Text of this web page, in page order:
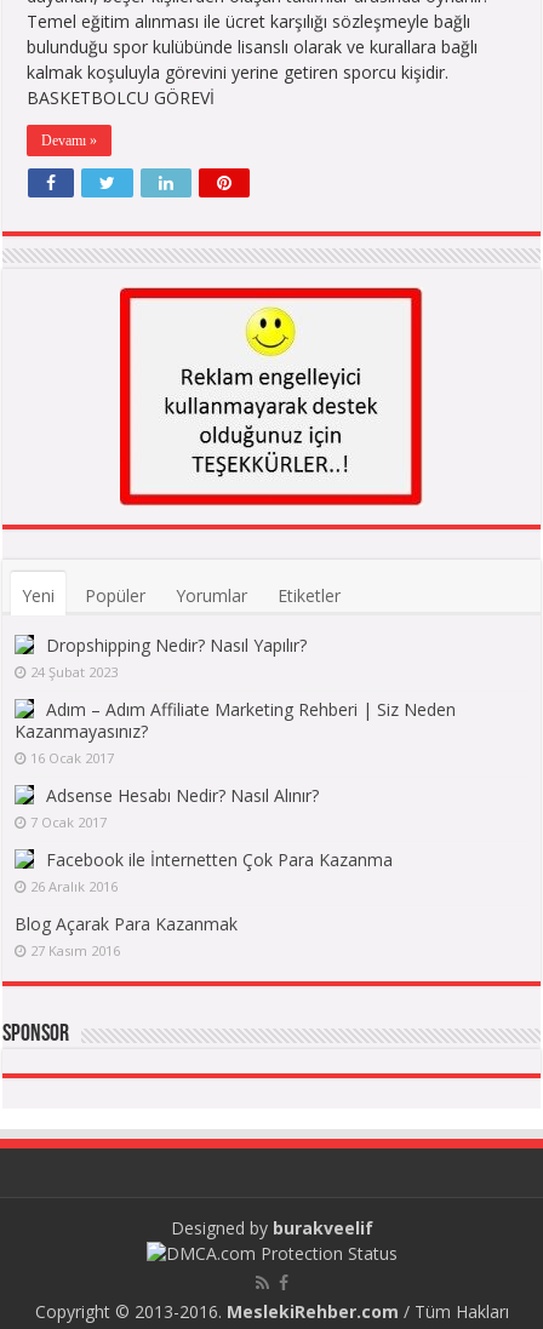
Temel eğitim alınması ile ücret karşılığı sözleşmeyle bağlı
bulunduğu spor kulübünde lisanslı olarak ve kurallara bağlı
kalmak koşuluyla görevini yerine getiren sporcu kişidir.
BASKETBOLCU GÖREVİ
Devamı »
Yeni Popüler Yorumlar Etiketler
Dropshipping Nedir? Nasıl Yapılır?
24 Şubat 2023
Adım – Adım Affiliate Marketing Rehberi | Siz Neden
Kazanmayasınız?
16 Ocak 2017
Adsense Hesabı Nedir? Nasıl Alınır?
7 Ocak 2017
Facebook ile İnternetten Çok Para Kazanma
26 Aralık 2016
Blog Açarak Para Kazanmak
27 Kasım 2016
Sponsor
Designed by burakveelif
Copyright © 2013-2016. MeslekiRehber.com / Tüm Hakları